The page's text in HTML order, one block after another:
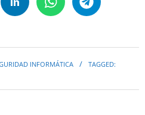
INFORMÁTICA
TAGGED: